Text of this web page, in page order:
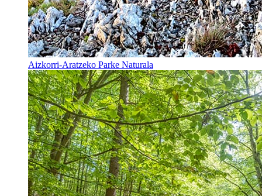
Aizkorri-Aratzeko Parke Naturala